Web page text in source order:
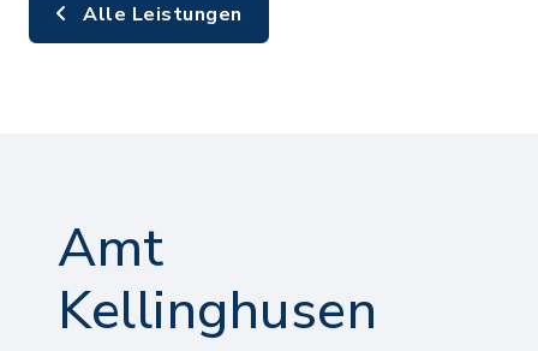
Alle Leistungen
Amt
Kellinghusen